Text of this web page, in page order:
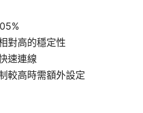
對高的穩定性
速連線
較高時需額外設定